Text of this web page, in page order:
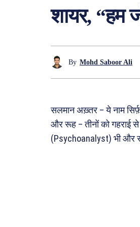
शायर, “हम
By Mohd Saboor Ali
सलमान अख़्तर – ये नाम
और रूह – तीनों को गहराई
(Psychoanalyst) भी और